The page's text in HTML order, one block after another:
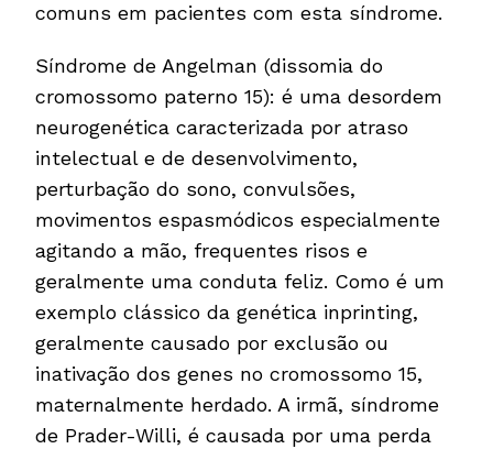
comuns em pacientes com esta síndrome.
Síndrome de Angelman (dissomia do
cromossomo paterno 15): é uma desordem
neurogenética caracterizada por atraso
intelectual e de desenvolvimento,
perturbação do sono, convulsões,
movimentos espasmódicos especialmente
agitando a mão, frequentes risos e
geralmente uma conduta feliz. Como é um
exemplo clássico da genética inprinting,
geralmente causado por exclusão ou
inativação dos genes no cromossomo 15,
maternalmente herdado. A irmã, síndrome
de Prader-Willi, é causada por uma perda